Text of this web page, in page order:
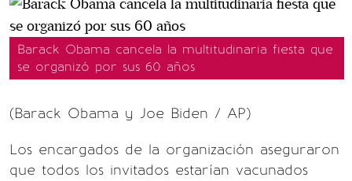
Barack Obama cancela la multitudinaria fiesta que
se organizó por sus 60 años
(Barack Obama y Joe Biden / AP)
Los encargados de la organización aseguraron
que todos los invitados estarían vacunados